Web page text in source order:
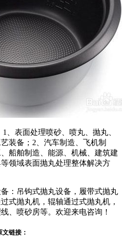
、表面处理喷砂、喷丸、抛丸、
装备；2、汽车制造、飞机制
船舶制造、能源、机械、建筑建
领域表面抛丸处理整体解决方
：吊钩式抛丸设备，履带式抛丸
式抛丸机，辊轴通过式抛丸机，
、喷砂房等。欢迎来电咨询！
链接：